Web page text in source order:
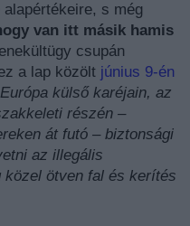
alapértékeire, s még
van itt másik hamis
csupán
a lap közölt június 9-én
külső karéjain, az
részén –
át futó – biztonsági
az illegális
ötven fal és kerítés